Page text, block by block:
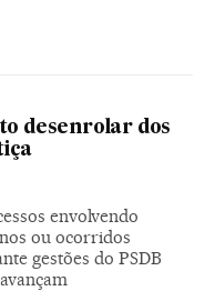
desenrolar dos
envolvendo
ou ocorridos
gestões do PSDB